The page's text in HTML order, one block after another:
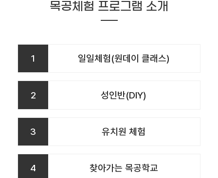
목공체험 프로그램 소개
1 일일체험(원데이 클래스)
2 성인반(DIY)
3 유치원 체험
4 찾아가는 목공학교